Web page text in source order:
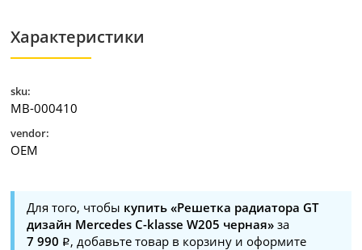
Характеристики
sku:
MB-000410
vendor:
OEM
Для того, чтобы купить «Решетка радиатора GT
дизайн Mercedes C-klasse W205 черная» за
7 990
, добавьте товар в корзину и оформите